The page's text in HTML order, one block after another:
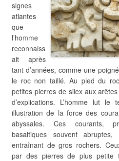
signes
atlantes
que
l’homme
reconnaiss
ait après
tant d’années, comme une
le roc non taillé. Au pied du
petites pierres de silex aux
d’explications. L’homme lut
illustration de la force des
abyssales. Ces courants,
basaltiques souvent
entraînant de gros rochers.
par des pierres de plus petite